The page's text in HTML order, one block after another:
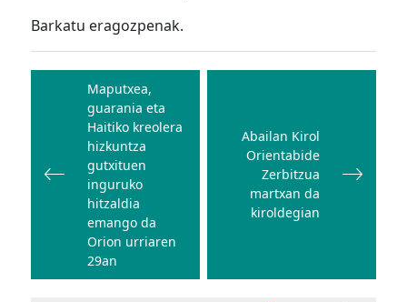
Barkatu eragozpenak.
Bidalketetan
zehar
nabigatu
Maputxea,
guarania eta
Haitiko kreolera
hizkuntza
gutxituen
inguruko
hitzaldia
emango da
Orion urriaren
29an
Abailan Kirol
Orientabide
Zerbitzua
martxan da
kiroldegian